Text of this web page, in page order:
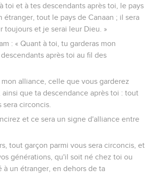
toi et à tes descendants après toi, le pays
étranger, tout le pays de Canaan ; il sera
toujours et je serai leur Dieu. »
: « Quant à toi, tu garderas mon
après toi au fil des
alliance, celle que vous garderez
que ta descendance après toi : tout
sera circoncis.
et ce sera un signe d'alliance entre
tout garçon parmi vous sera circoncis, et
générations, qu'il soit né chez toi ou
à un étranger, en dehors de ta